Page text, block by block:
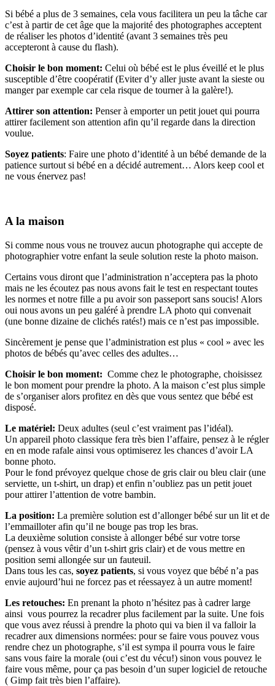
Si bébé a plus de 3 semaines, cela vous facilitera un peu la tâche car
c’est à partir de cet âge que la majorité des photographes acceptent
de réaliser les photos d’identité (avant 3 semaines très peu
accepteront à cause du flash).
Choisir le bon moment: Celui où bébé est le plus éveillé et le plus
susceptible d’être coopératif (Eviter d’y aller juste avant la sieste ou
manger par exemple car cela risque de tourner à la galère!).
Attirer son attention: Penser à emporter un petit jouet qui pourra
attirer facilement son attention afin qu’il regarde dans la direction
voulue.
Soyez patients: Faire une photo d’identité à un bébé demande de la
patience surtout si bébé en a décidé autrement… Alors keep cool et
ne vous énervez pas!
A la maison
Si comme nous vous ne trouvez aucun photographe qui accepte de
photographier votre enfant la seule solution reste la photo maison.
Certains vous diront que l’administration n’acceptera pas la photo
mais ne les écoutez pas nous avons fait le test en respectant toutes
les normes et notre fille a pu avoir son passeport sans soucis! Alors
oui nous avons un peu galéré à prendre LA photo qui convenait
(une bonne dizaine de clichés ratés!) mais ce n’est pas impossible.
Sincèrement je pense que l’administration est plus « cool » avec les
photos de bébés qu’avec celles des adultes…
Choisir le bon moment: Comme chez le photographe, choisissez
le bon moment pour prendre la photo. A la maison c’est plus simple
de s’organiser alors profitez en dès que vous sentez que bébé est
disposé.
Le matériel: Deux adultes (seul c’est vraiment pas l’idéal).
Un appareil photo classique fera très bien l’affaire, pensez à le régler
en en mode rafale ainsi vous optimiserez les chances d’avoir LA
bonne photo.
Pour le fond prévoyez quelque chose de gris clair ou bleu clair (une
serviette, un t-shirt, un drap) et enfin n’oubliez pas un petit jouet
pour attirer l’attention de votre bambin.
La position: La première solution est d’allonger bébé sur un lit et de
l’emmailloter afin qu’il ne bouge pas trop les bras.
La deuxième solution consiste à allonger bébé sur votre torse
(pensez à vous vêtir d’un t-shirt gris clair) et de vous mettre en
position semi allongée sur un fauteuil.
Dans tous les cas, soyez patients, si vous voyez que bébé n’a pas
envie aujourd’hui ne forcez pas et réessayez à un autre moment!
Les retouches: En prenant la photo n’hésitez pas à cadrer large
ainsi vous pourrez la recadrer plus facilement par la suite. Une fois
que vous avez réussi à prendre la photo qui va bien il va falloir la
recadrer aux dimensions normées: pour se faire vous pouvez vous
rendre chez un photographe, s’il est sympa il pourra vous le faire
sans vous faire la morale (oui c’est du vécu!) sinon vous pouvez le
faire vous même, pour ça pas besoin d’un super logiciel de retouche
( Gimp fait très bien l’affaire).